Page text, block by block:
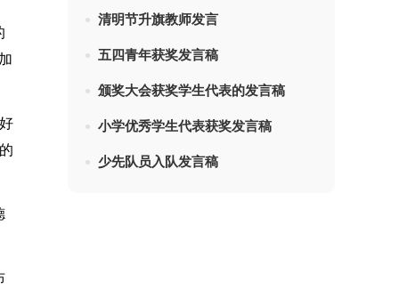
清明节升旗教师发言
五四青年获奖发言稿
颁奖大会获奖学生代表的发言稿
小学优秀学生代表获奖发言稿
少先队员入队发言稿